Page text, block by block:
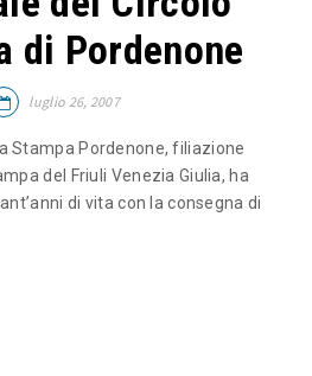
di Pordenone
luglio 26, 2007
Stampa Pordenone, filiazione
del Friuli Venezia Giulia, ha
di vita con la consegna di